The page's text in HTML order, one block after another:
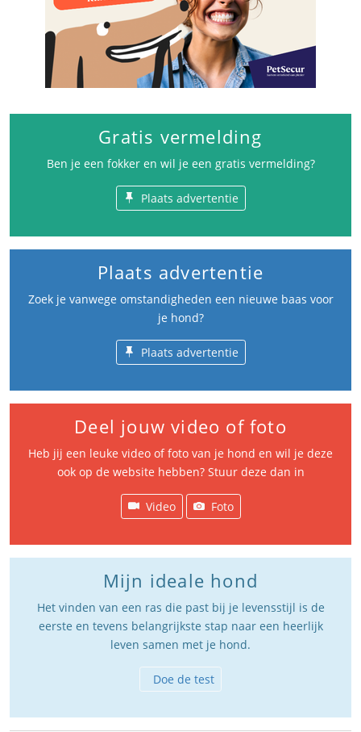
Gratis vermelding
Ben je een fokker en wil je een gratis vermelding?
Plaats advertentie
Plaats advertentie
Zoek je vanwege omstandigheden een nieuwe baas voor
je hond?
Plaats advertentie
Deel jouw video of foto
Heb jij een leuke video of foto van je hond en wil je deze
ook op de website hebben? Stuur deze dan in
Video Foto
Mijn ideale hond
Het vinden van een ras die past bij je levensstijl is de
eerste en tevens belangrijkste stap naar een heerlijk
leven samen met je hond.
Doe de test